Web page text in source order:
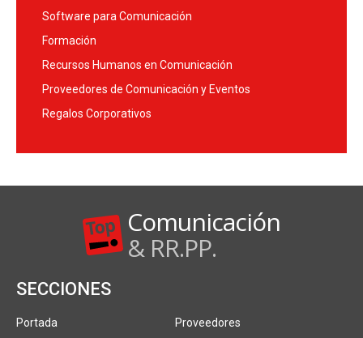
Software para Comunicación
Formación
Recursos Humanos en Comunicación
Proveedores de Comunicación y Eventos
Regalos Corporativos
Comunicación
& RR.PP.
SECCIONES
Portada
Proveedores